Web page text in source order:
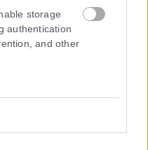
storage
authentication
and other